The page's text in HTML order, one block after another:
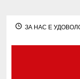
ЗА НАС Е